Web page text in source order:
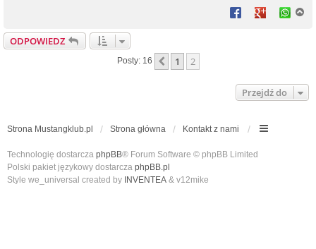
ODPOWIEDZ
Posty: 16 Poprzednia
1 2
Przejdź do
Strona Mustangklub.pl Strona główna Kontakt z nami
Technologię dostarcza phpBB® Forum Software © phpBB Limited
Polski pakiet językowy dostarcza phpBB.pl
Style we_universal created by INVENTEA & v12mike